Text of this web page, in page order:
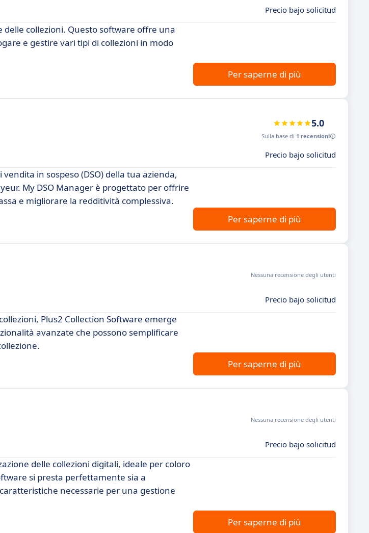
Precio bajo solicitud
collezioni. Questo software offre una
e gestire vari tipi di collezioni in modo
Per saperne di più
5.0
Sulla base di 1 recensioni
Precio bajo solicitud
in sospeso (DSO) della tua azienda,
My DSO Manager è progettato per offrire
e migliorare la redditività complessiva.
Per saperne di più
Nessuna recensione degli utenti
Precio bajo solicitud
Plus2 Collection Software emerge
avanzate che possono semplificare
Per saperne di più
Nessuna recensione degli utenti
Precio bajo solicitud
delle collezioni digitali, ideale per coloro
si presta perfettamente sia a
necessarie per una gestione
Per saperne di più